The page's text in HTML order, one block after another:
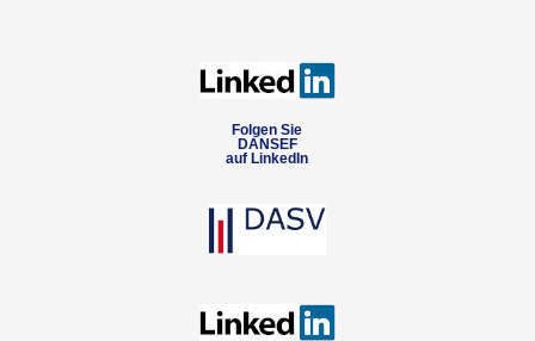
Folgen Sie
DANSEF
auf LinkedIn